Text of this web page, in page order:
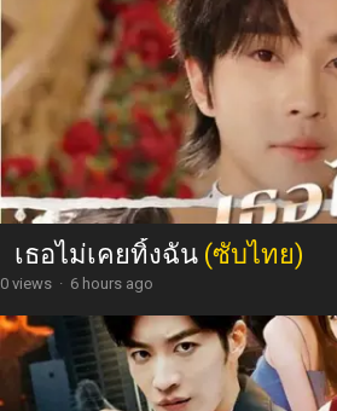
เธอไม่เคยทิ้งฉัน (ซับไทย)
0 views · 6 hours ago